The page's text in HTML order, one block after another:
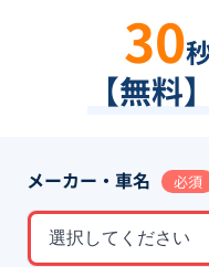
30
【無料
メーカー・車名 必須
選択してください